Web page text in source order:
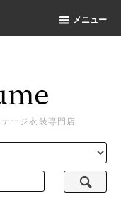
メニュー
ージ衣装専門店